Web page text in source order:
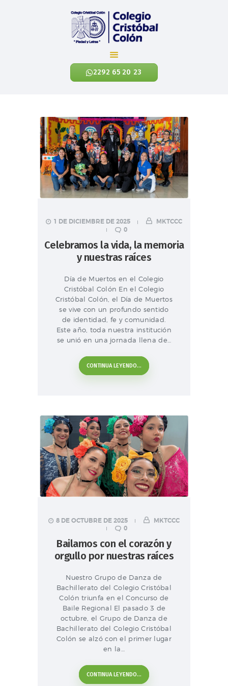
2292 65 20 23
Colegio Cristóbal Colón
REINVENTANDO LA EDUCACIÓN
NIVELES ACADÉMICOS
EXALUMNOS
CONTÁCTANOS
NOTICIAS
ENLACES
1 DE DICIEMBRE DE 2025
MKTCCC
0
Celebramos la vida, la memoria
y nuestras raíces
Día de Muertos en el Colegio
Cristóbal Colón En el Colegio
Cristóbal Colón, el Día de Muertos
se vive con un profundo sentido
de identidad, fe y comunidad.
Este año, toda nuestra institución
se unió en una jornada llena de…
CONTINUA LEYENDO...
8 DE OCTUBRE DE 2025
MKTCCC
0
Bailamos con el corazón y
orgullo por nuestras raíces
Nuestro Grupo de Danza de
Bachillerato del Colegio Cristóbal
Colón triunfa en el Concurso de
Baile Regional El pasado 3 de
octubre, el Grupo de Danza de
Bachillerato del Colegio Cristóbal
Colón se alzó con el primer lugar
en la…
CONTINUA LEYENDO...